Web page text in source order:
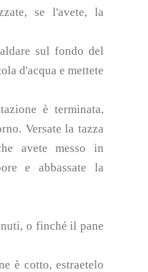
se l'avete, la
sul fondo del
d'acqua e mettete
è terminata,
Versate la tazza
avete messo in
e abbassate la
o finché il pane
è cotto, estraetelo